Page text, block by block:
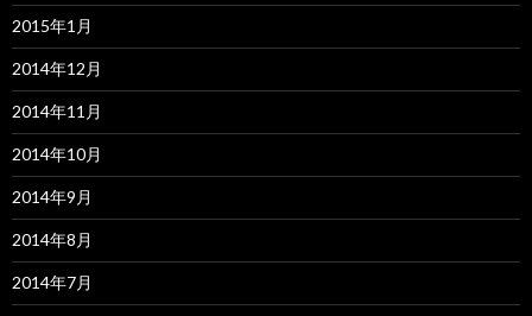
2015年1月
2014年12月
2014年11月
2014年10月
2014年9月
2014年8月
2014年7月